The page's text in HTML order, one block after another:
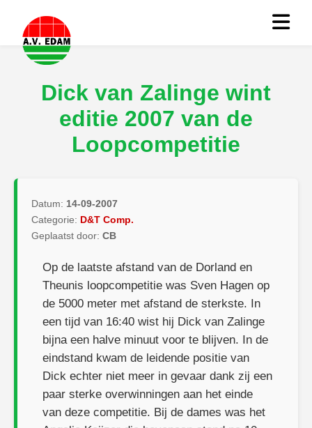
Dick van Zalinge wint
editie 2007 van de
Loopcompetitie
Datum: 14-09-2007
Categorie: D&T Comp.
Geplaatst door: CB
Op de laatste afstand van de Dorland en
Theunis loopcompetitie was Sven Hagen op
de 5000 meter met afstand de sterkste. In
een tijd van 16:40 wist hij Dick van Zalinge
bijna een halve minuut voor te blijven. In de
eindstand kwam de leidende positie van
Dick echter niet meer in gevaar dank zij een
paar sterke overwinningen aan het einde
van deze competitie. Bij de dames was het